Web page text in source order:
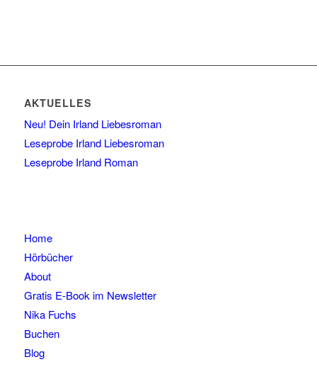
AKTUELLES
Neu! Dein Irland Liebesroman
Leseprobe Irland Liebesroman
Leseprobe Irland Roman
Home
Hörbücher
About
Gratis E-Book im Newsletter
Nika Fuchs
Buchen
Blog